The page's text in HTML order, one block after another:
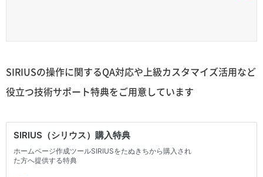
SIRIUSの操作に関するQA対応や上級カスタマイズ活用など
役立つ技術サポート特典をご用意しています